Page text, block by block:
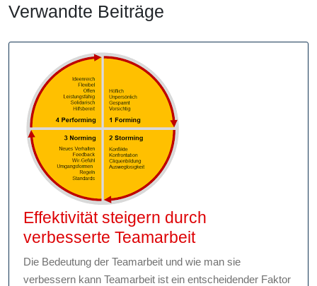
Verwandte Beiträge
Effektivität steigern durch
verbesserte TeamarbeitEffektivität
steigern
durch
Die Bedeutung der Teamarbeit und wie man sie
verbessern kann Teamarbeit ist ein entscheidender Faktor